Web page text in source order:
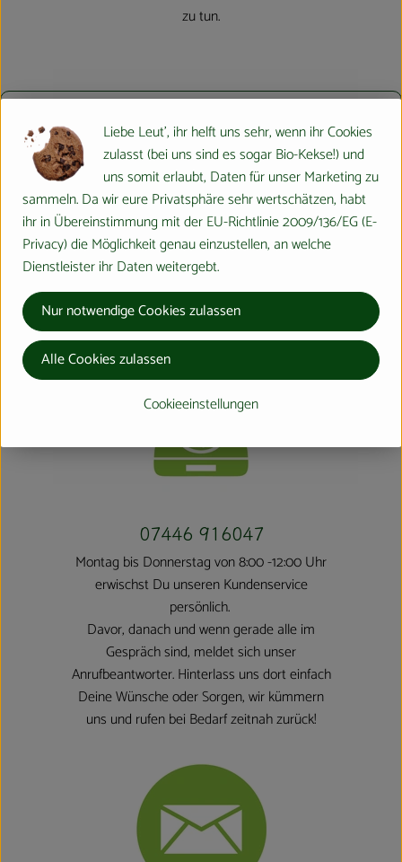
zu tun.
Cookie-Schutz: Hier verbirgt sich externer Inhalt vonYoutube
dieser geladen werden? Dabei werden Cookies gesetzt.
Einmalig
Du hast noch Fragen? Schau doch mal
Du möchtest beraten werden? Dann melde
Dich bei uns:
07446 916047
Montag bis Donnerstag von 8:00 -12:00 Uhr
erwischst Du unseren Kundenservice
persönlich.
Davor, danach und wenn gerade alle im
Gespräch sind, meldet sich unser
Anrufbeantworter. Hinterlass uns dort einfach
Deine Wünsche oder Sorgen, wir kümmern
uns und rufen bei Bedarf zeitnah zurück!
Liebe Leut', ihr helft uns sehr, wenn ihr Cookies
zulasst (bei uns sind es sogar Bio-Kekse!) und
uns somit erlaubt, Daten für unser Marketing zu
sammeln. Da wir eure Privatsphäre sehr wertschätzen, habt
ihr in Übereinstimmung mit der EU-Richtlinie 2009/136/EG (E-
Privacy) die Möglichkeit genau einzustellen, an welche
Dienstleister ihr Daten weitergebt.
Cookieeinstellungen
Nur notwendige Cookies zulassen
Alle Cookies zulassen